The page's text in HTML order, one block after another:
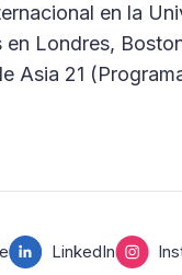
en la
Londres,
Asia 21
LinkedIn